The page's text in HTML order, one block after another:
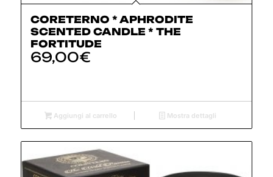
CORETERNO * APHRODITE
SCENTED CANDLE * THE
FORTITUDE
69,00€
Aggiungi al carrello Mostra dettagli